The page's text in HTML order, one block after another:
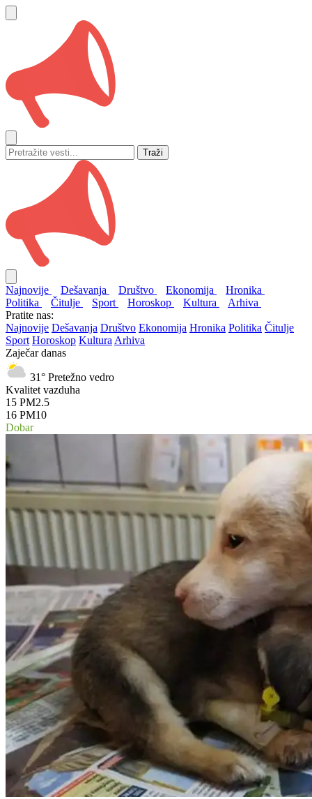
Traži
Najnovije Dešavanja Društvo Ekonomija
Hronika
Politika
Čitulje Sport Horoskop Kultura
Arhiva
Pratite nas:
Najnovije Dešavanja Društvo Ekonomija Hronika Politika Čitulje
Sport Horoskop Kultura Arhiva
Zaječar danas
31° Pretežno vedro
Kvalitet vazduha
15 PM2.5
16 PM10
Dobar